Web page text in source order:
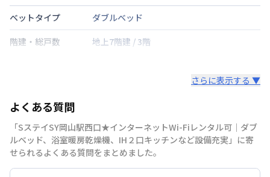
ベットタイプ
ダブルベッド
階建・総戸数
地上7階建 / 3階
禁煙・喫煙
交通
山陽本線 岡山駅徒歩3分
東海道・山陽新幹線
岡山電軌東山本線
さらに表示する ▼
よくある質問
「SステイSY岡山駅西口★インターネットWi-Fiレンタル可｜ダブ
ルベッド、浴室暖房乾燥機、IH２口キッチンなど設備充実」に寄
せられるよくある質問をまとめました。